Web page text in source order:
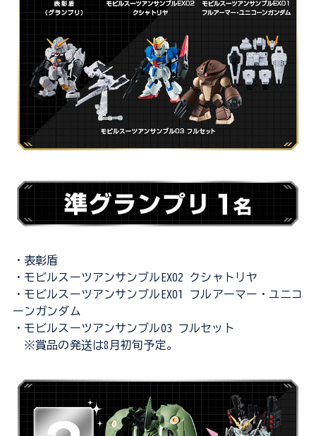
・表彰盾
・モビルスーツアンサンブルEX02 クシャトリヤ
・モビルスーツアンサンブルEX01 フルアーマー・ユニコ
ーンガンダム
・モビルスーツアンサンブル03 フルセット
※賞品の発送は8月初旬予定。